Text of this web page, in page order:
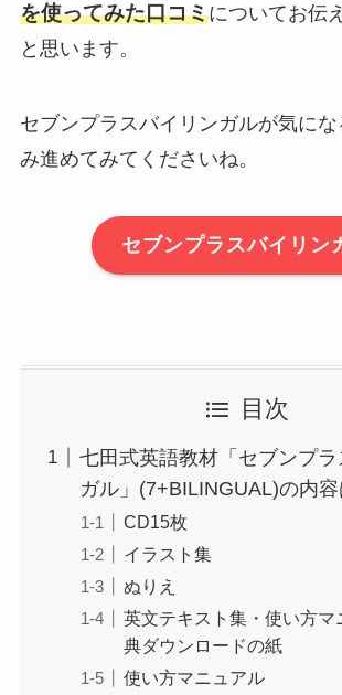
を使ってみた口コミについてお伝
と思います。
セブンプラスバイリンガルが気に
み進めてみてくださいね。
セブンプラスバイリン
目次
七田式英語教材「セブンプ
ガル」(7+BILINGUAL)の内容
CD15枚
イラスト集
ぬりえ
英文テキスト集・使い方マ
典ダウンロードの紙
使い方マニュアル